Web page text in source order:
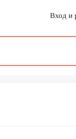
Вход и